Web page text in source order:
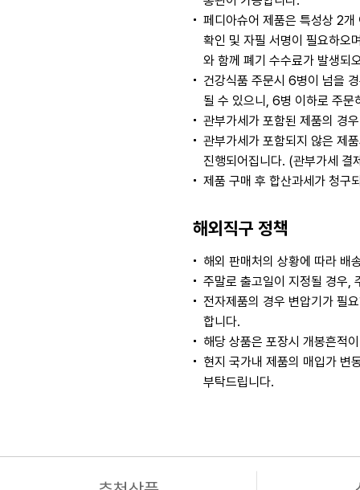
페디아슈어 제품은 특성상 2
확인 및 자필 서명이 필요하오
와 함께 폐기 수수료가 발생되
건강식품 주문시 6병이 넘을
될 수 있으니, 6병 이하로 주문
관부가세가 포함된 제품의 경
관부가세가 포함되지 않은 제
진행되어집니다. (관부가세 결
제품 구매 후 합산과세가 청구
해외직구 정책
해외 판매처의 상황에 따라 배
주말로 출고일이 지정될 경우,
전자제품의 경우 변압기가 필
합니다.
해당 상품은 포장시 개봉흔적
현지 국가내 제품의 매입가 변
부탁드립니다.